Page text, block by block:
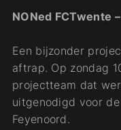
NONed FCTwente
Een bijzonder
aftrap. Op zondag
projectteam dat
uitgenodigd voor
Feyenoord.